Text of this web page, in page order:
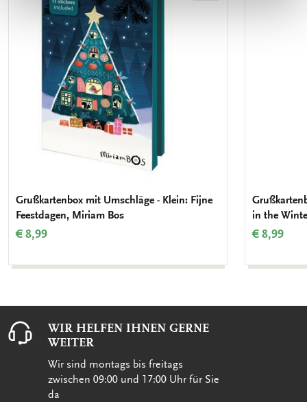
Grußkartenbox mit Umschläge - Klein: Fijne
Feestdagen, Miriam Bos
€ 8,99
in the
€ 8,99
WIR HELFEN IHNEN GERNE
WEITER
Wir sind montags bis freitags
zwischen 09:00 und 17:00 Uhr für Sie
da